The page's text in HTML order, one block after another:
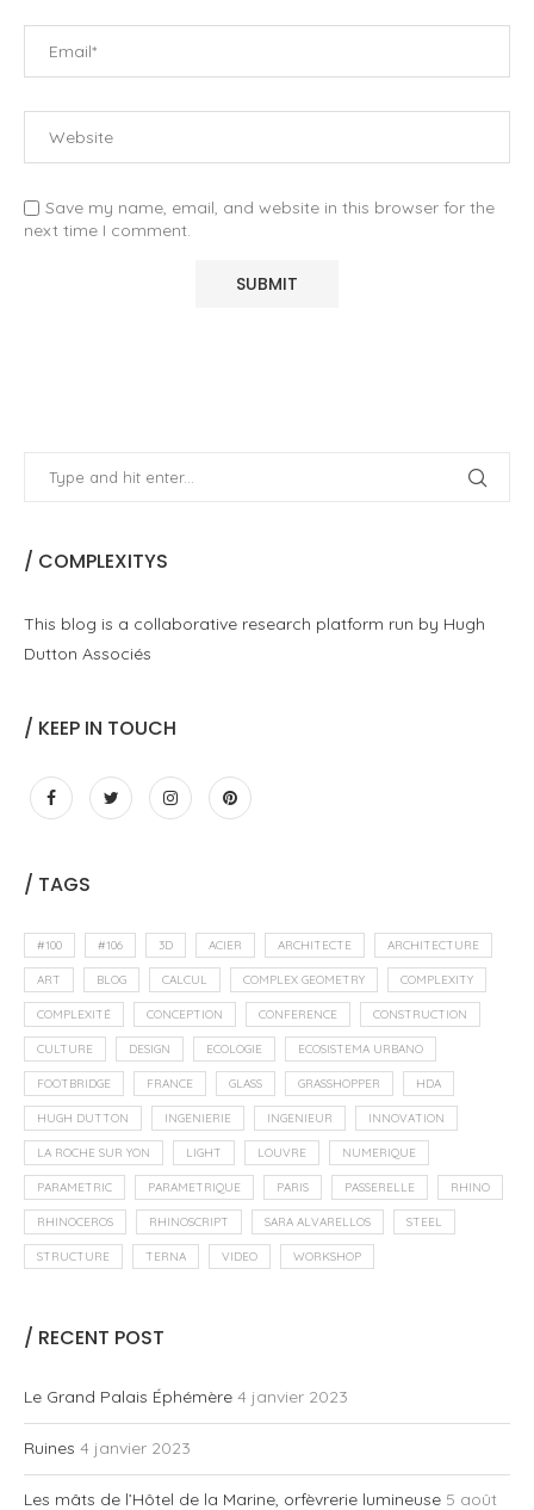
Save my name, email, and website in this browser for the
next time I comment.
/ COMPLEXITYS
This blog is a collaborative research platform run by Hugh
Dutton Associés
/ KEEP IN TOUCH
/ TAGS
#100 #106 3D ACIER ARCHITECTE ARCHITECTURE
ART BLOG CALCUL COMPLEX GEOMETRY COMPLEXITY
COMPLEXITÉ CONCEPTION CONFERENCE CONSTRUCTION
CULTURE DESIGN ECOLOGIE ECOSISTEMA URBANO
FOOTBRIDGE FRANCE GLASS GRASSHOPPER HDA
HUGH DUTTON INGENIERIE INGENIEUR INNOVATION
LA ROCHE SUR YON LIGHT LOUVRE NUMERIQUE
PARAMETRIC PARAMETRIQUE PARIS PASSERELLE RHINO
RHINOCEROS RHINOSCRIPT SARA ALVARELLOS STEEL
STRUCTURE TERNA VIDEO WORKSHOP
/ RECENT POST
Le Grand Palais Éphémère 4 janvier 2023
Ruines 4 janvier 2023
Les mâts de l’Hôtel de la Marine, orfèvrerie lumineuse 5 août